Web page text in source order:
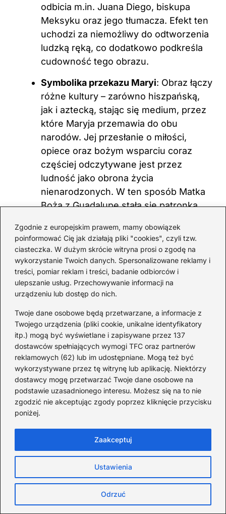
Zgodnie z europejskim prawem, mamy obowiązek
poinformować Cię jak działają pliki "cookies", czyli tzw.
ciasteczka. W dużym skrócie witryna prosi o zgodę na
wykorzystanie Twoich danych. Spersonalizowane reklamy i
treści, pomiar reklam i treści, badanie odbiorców i
ulepszanie usług. Przechowywanie informacji na
urządzeniu lub dostęp do nich.
Twoje dane osobowe będą przetwarzane, a informacje z
Twojego urządzenia (pliki cookie, unikalne identyfikatory
itp.) mogą być wyświetlane i zapisywane przez 137
dostawców spełniających wymogi TFC oraz partnerów
reklamowych (62) lub im udostępniane. Mogą też być
wykorzystywane przez tę witrynę lub aplikację. Niektórzy
dostawcy mogę przetwarzać Twoje dane osobowe na
podstawie uzasadnionego interesu. Możesz się na to nie
zgodzić nie akceptując zgody poprzez kliknięcie przycisku
poniżej.
Ustawienia
Odrzuć
Zaakceptuj
odbicia m.in. Juana Diego, biskupa
Meksyku oraz jego tłumacza. Efekt ten
uchodzi za niemożliwy do odtworzenia
ludzką ręką, co dodatkowo podkreśla
cudowność tego obrazu.
Symbolika przekazu Maryi: Obraz łączy
różne kultury – zarówno hiszpańską,
jak i aztecką, stając się medium, przez
które Maryja przemawia do obu
narodów. Jej przesłanie o miłości,
opiece oraz bożym wsparciu coraz
częściej odczytywane jest przez
ludność jako obrona życia
nienarodzonych. W ten sposób Matka
Boża z Guadalupe stała się patronką
w kontekście aborcji.
Zobacz również: Nieznane oblicza
Władysława Jagiełły – ciekawe fakty, których
mogłeś nie znać
Najczęstsze pytania i
odpowiedzi (FAQ)
Jakie niezwykłe cechy posiada wizerunek
Matki Bożej z Guadalupe?
Wizerunek Matki Bożej z Guadalupe
wykazuje wiele niezwykłych cech, w tym
488 lat bez oznak pogorszenia. Dodatkowo,
naukowcy nie znaleźli żadnych śladów
barwników, co sugeruje, że obraz nie powstał
z ludzkiej interwencji.
Co odkryto w oczach Matki Bożej z